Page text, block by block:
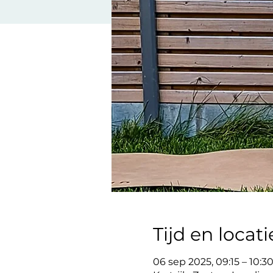
Tijd en
06 sep 2025, 09:15 – 10:30